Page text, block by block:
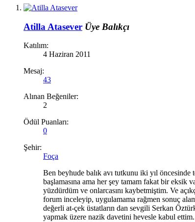
Atilla Atasever Üye Balıkçı
Katılım:
4 Haziran 2011
Mesaj:
43
Alınan Beğeniler:
2
Ödül Puanları:
0
Şehir:
Foça
Ben beyhude balık avı tutkunu iki yıl öncesinde
başlamasına ama her şey tamam fakat bir eksik
yüzdürdüm ve onlarcasını kaybetmiştim. Ve
forum inceleyip, uygulamama rağmen sonuç
değerli at-çek üstatların dan sevgili Serkan
yapmak üzere nazik davetini hevesle kabul ettim.